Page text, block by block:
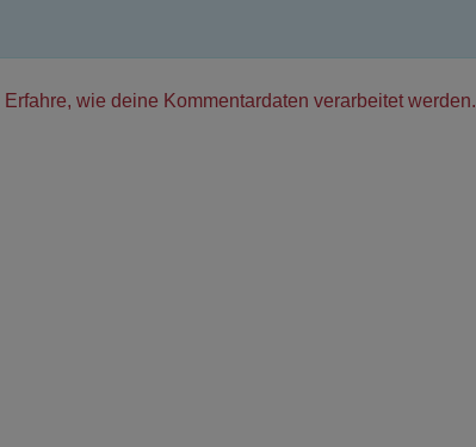
Erfahre, wie deine Kommentardaten verarbeitet werden.